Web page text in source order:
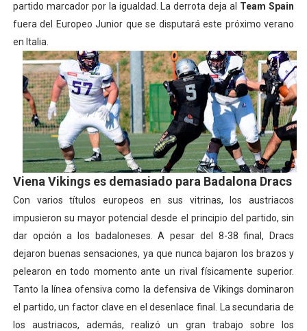
partido marcador por la igualdad. La derrota deja al Team Spain
fuera del Europeo Junior que se disputará este próximo verano
en Italia.
Viena Vikings es demasiado para Badalona Dracs
Con varios títulos europeos en sus vitrinas, los austriacos
impusieron su mayor potencial desde el principio del partido, sin
dar opción a los badaloneses. A pesar del 8-38 final, Dracs
dejaron buenas sensaciones, ya que nunca bajaron los brazos y
pelearon en todo momento ante un rival físicamente superior.
Tanto la línea ofensiva como la defensiva de Vikings dominaron
el partido, un factor clave en el desenlace final. La secundaria de
los austriacos, además, realizó un gran trabajo sobre los